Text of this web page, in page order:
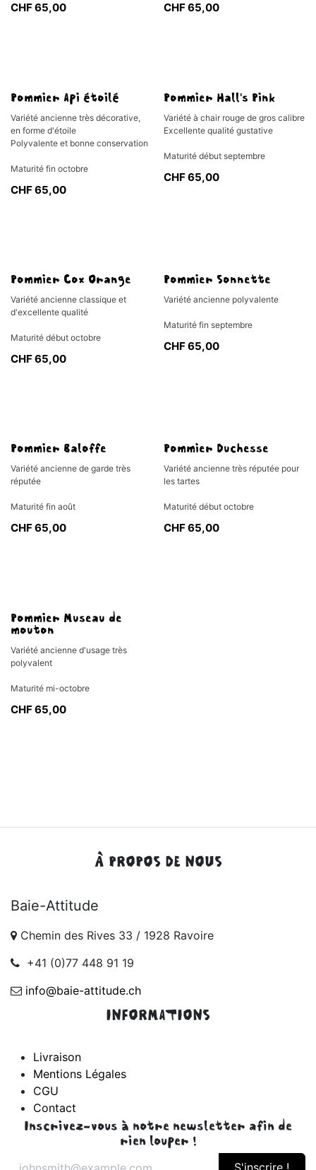
CHF65,00 CHF65,00
Pommier Api étoilé
Variété ancienne très décorative,
en forme d'étoile
Polyvalente et bonne conservation
Maturité fin octobre
CHF65,00
Pommier Hall's Pink
Variété à chair rouge de gros calibre
Excellente qualité gustative
Maturité début septembre
CHF65,00
Pommier Cox Orange
Variété ancienne classique et
d'excellente qualité
Maturité début octobre
CHF65,00
Pommier Sonnette
Variété ancienne polyvalente
Maturité fin septembre
CHF65,00
Pommier Baloffe
Variété ancienne de garde très
réputée
Maturité fin août
CHF65,00
Pommier Duchesse
Variété ancienne très réputée pour
les tartes
Maturité début octobre
CHF65,00
Pommier Museau de
mouton
Variété ancienne d'usage très
polyvalent
Maturité mi-octobre
CHF65,00
À PROPOS DE NOUS
Baie-Attitude
Chemin des Rives 33 / 1928 Ravoire
+41 (0)77 448 91 19
info@baie-attitude.ch
INFORMATIONS
Livraison
Mentions Légales
CGU
Contact
Inscrivez-vous à notre newsletter afin de
rien louper !